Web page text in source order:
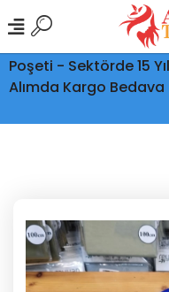
Ptt Kargo İle Tüm
Poşeti - Sektörde 15
Alımda Kargo Bedava